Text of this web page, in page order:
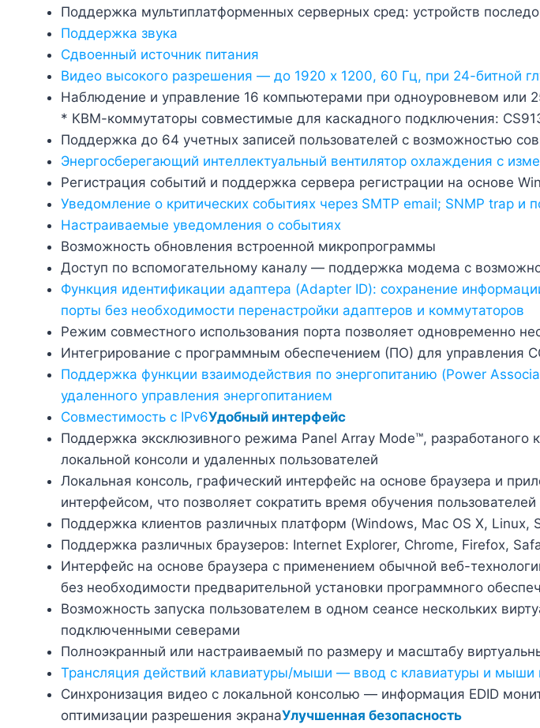
Поддержка мультиплатформенных серверных сред: устройств
Поддержка звука
Сдвоенный источник питания
Видео высокого разрешения — до 1920 x 1200, 60 Гц, при 24-битной
Наблюдение и управление 16 компьютерами при одноуровневом или
* КВМ-коммутаторы совместимые для каскадного подключения:
Поддержка до 64 учетных записей пользователей с возможностью
Энергосберегающий интеллектуальный вентилятор охлаждения с
Регистрация событий и поддержка сервера регистрации на основе
Уведомление о критических событиях через SMTP email; SNMP trap и
Настраиваемые уведомления о событиях
Возможность обновления встроенной микропрограммы
Доступ по вспомогательному каналу — поддержка модема с
Функция идентификации адаптера (Adapter ID): сохранение
порты без необходимости перенастройки адаптеров и коммутаторов
Режим совместного использования порта позволяет одновременно
Интегрирование с программным обеспечением (ПО) для управления
Поддержка функции взаимодействия по энергопитанию (Power
удаленного управления энергопитанием
Совместимость с IPv6Удобный интерфейс
Поддержка эксклюзивного режима Panel Array Mode™, разработаного
локальной консоли и удаленных пользователей
Локальная консоль, графический интерфейс на основе браузера и
интерфейсом, что позволяет сократить время обучения
Поддержка клиентов различных платформ (Windows, Mac OS X, Linux,
Поддержка различных браузеров: Internet Explorer, Chrome, Firefox,
Интерфейс на основе браузера с применением обычной веб-
без необходимости предварительной установки программного
Возможность запуска пользователем в одном сеансе нескольких
подключенными северами
Полноэкранный или настраиваемый по размеру и масштабу
Трансляция действий клавиатуры/мыши — ввод с клавиатуры и
Синхронизация видео с локальной консолью — информация EDID
оптимизации разрешения экранаУлучшенная безопасность